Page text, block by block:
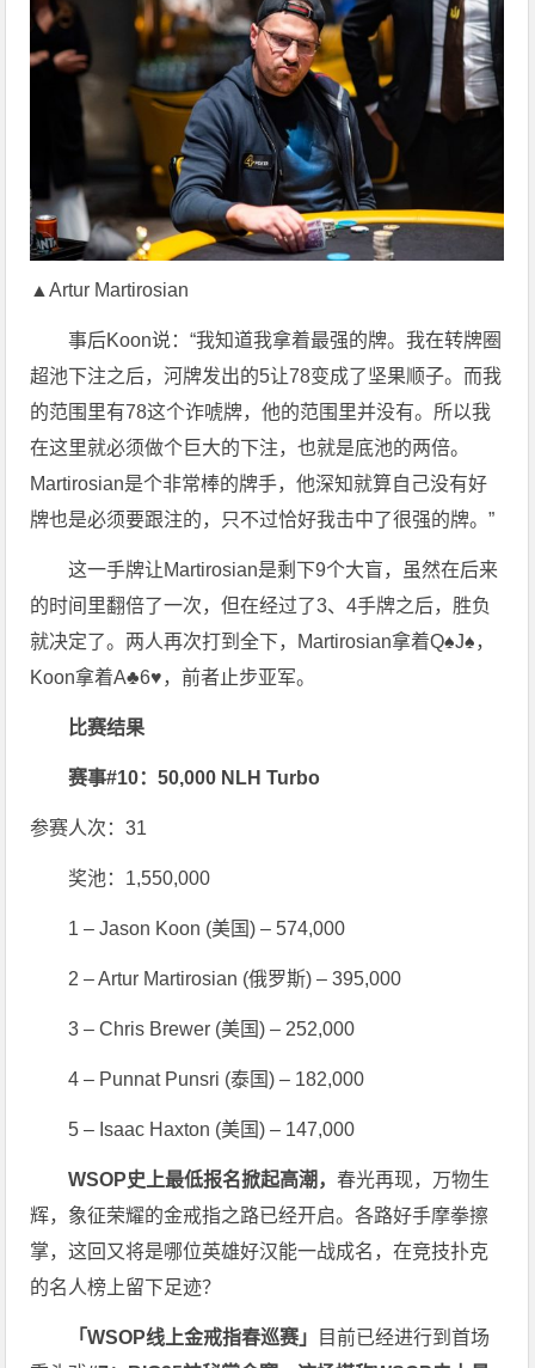
▲Artur Martirosian
事后Koon说：“我知道我拿着最强的牌。我在转牌圈
超池下注之后，河牌发出的5让78变成了坚果顺子。而我
的范围里有78这个诈唬牌，他的范围里并没有。所以我
在这里就必须做个巨大的下注，也就是底池的两倍。
Martirosian是个非常棒的牌手，他深知就算自己没有好
牌也是必须要跟注的，只不过恰好我击中了很强的牌。”
这一手牌让Martirosian是剩下9个大盲，虽然在后来
的时间里翻倍了一次，但在经过了3、4手牌之后，胜负
就决定了。两人再次打到全下，Martirosian拿着Q♠J♠，
Koon拿着A♣6♥，前者止步亚军。
比赛结果
赛事#10：50,000 NLH Turbo
参赛人次：31
奖池：1,550,000
1 – Jason Koon (美国) – 574,000
2 – Artur Martirosian (俄罗斯) – 395,000
3 – Chris Brewer (美国) – 252,000
4 – Punnat Punsri (泰国) – 182,000
5 – Isaac Haxton (美国) – 147,000
WSOP史上最低报名掀起高潮，春光再现，万物生
辉，象征荣耀的金戒指之路已经开启。各路好手摩拳擦
掌，这回又将是哪位英雄好汉能一战成名，在竞技扑克
的名人榜上留下足迹？
「WSOP线上金戒指春巡赛」
目前已经进行到首场